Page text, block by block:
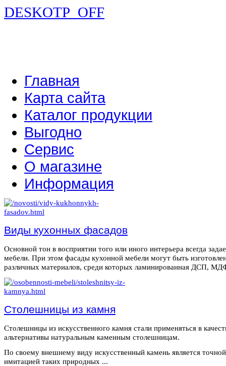
DESKOTP_OFF
Главная
Карта сайта
Каталог продукции
Выгодно
Сервис
О магазине
Информация
Виды кухонных фасадов
Основной тон в восприятии того или иного интерьера всегда
мебели. При этом фасады кухонной мебели могут быть
различных материалов, среди которых ламинированная ДСП,
Столешницы из камня
Столешницы из искусственного камня стали применяться в
альтернативы натуральным каменным столешницам.
По своему внешнему виду искусственный камень является точной
имитацией таких природных ...